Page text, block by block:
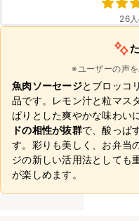
26
※ユーザーの声
魚肉ソーセージとブロッコ
品です。レモン汁と粒マス
ぱりとした爽やかな味わい
ドの相性が抜群で、酸っぱ
す。彩りも美しく、お弁当
ジの新しい活用法としても
が楽しめます。